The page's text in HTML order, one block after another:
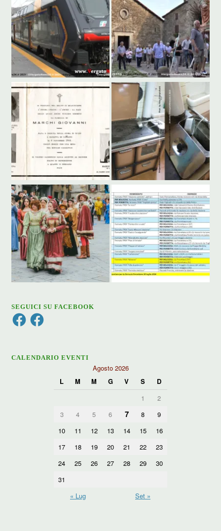
SEGUICI SU FACEBOOK
FacebookFacebook
CALENDARIO EVENTI
Agosto 2026
L
M M G V S
D
1
2
3
4 5 6 7 8
9
10
11 12 13 14 15
16
17
18 19 20 21 22
23
24
25 26 27 28 29
30
31
« Lug
Set »